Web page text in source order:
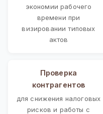
экономии рабочего
времени при
визировании типовых
актов
Проверка
контрагентов
для снижения налоговых
рисков и работы с